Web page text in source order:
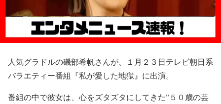
人気グラドルの磯部希帆さんが、１月２３日テレビ朝日系
バラエティー番組『私が愛した地獄』に出演。
番組の中で彼女は、心をズタズタにしてきた”５０歳の芸